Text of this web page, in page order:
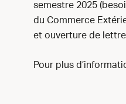
semestre 2025
du Commerce
et ouverture de
Pour plus